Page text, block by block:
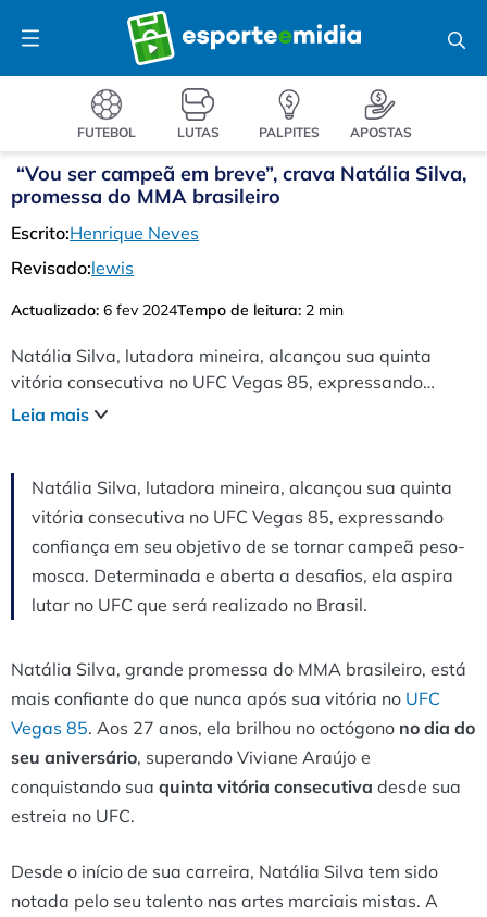
para
o
Menu
FUTEBOL LUTAS PALPITES APOSTAS
“Vou ser campeã em breve”, crava Natália Silva,
promessa do MMA brasileiro
Escrito:Henrique Neves
Revisado:lewis
Actualizado: 6 fev 2024Tempo de leitura: 2 min
Natália Silva, lutadora mineira, alcançou sua quinta
vitória consecutiva no UFC Vegas 85, expressando
confiança em seu objetivo de se tornar campeã peso-
Leia mais
Natália Silva, lutadora mineira, alcançou sua quinta
vitória consecutiva no UFC Vegas 85, expressando
confiança em seu objetivo de se tornar campeã peso-
mosca. Determinada e aberta a desafios, ela aspira
lutar no UFC que será realizado no Brasil.
Natália Silva, grande promessa do MMA brasileiro, está
mais confiante do que nunca após sua vitória no UFC
Vegas 85. Aos 27 anos, ela brilhou no octógono no dia do
seu aniversário, superando Viviane Araújo e
conquistando sua quinta vitória consecutiva desde sua
estreia no UFC.
Desde o início de sua carreira, Natália Silva tem sido
notada pelo seu talento nas artes marciais mistas. A